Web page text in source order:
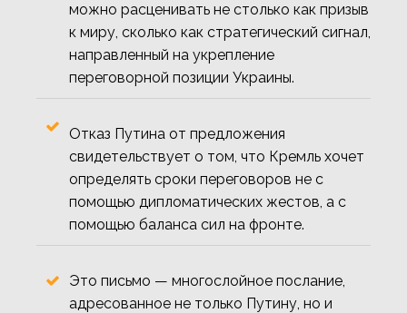
можно расценивать не столько как призыв
к миру, сколько как стратегический сигнал,
направленный на укрепление
переговорной позиции Украины.
Отказ Путина от предложения
свидетельствует о том, что Кремль хочет
определять сроки переговоров не с
помощью дипломатических жестов, а с
помощью баланса сил на фронте.
Это письмо — многослойное послание,
адресованное не только Путину, но и